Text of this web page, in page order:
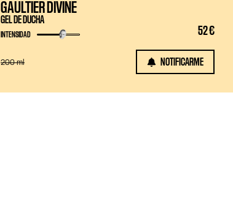
GAULTIER DIVINE
GEL DE DUCHA
52 €
INTENSIDAD
200 ml NOTIFICARME